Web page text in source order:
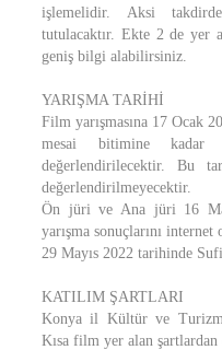
işlemelidir. Aksi
tutulacaktır. Ekte 2 de yer
geniş bilgi alabilirsiniz.
YARIŞMA TARİHİ
Film yarışmasına 17 Ocak
mesai bitimine kadar
değerlendirilecektir. Bu
değerlendirilmeyecektir.
Ön jüri ve Ana jüri 16
yarışma sonuçlarını
29 Mayıs 2022 tarihinde
KATILIM ŞARTLARI
Konya il Kültür ve Turizm
Kısa film yer alan şartlardan